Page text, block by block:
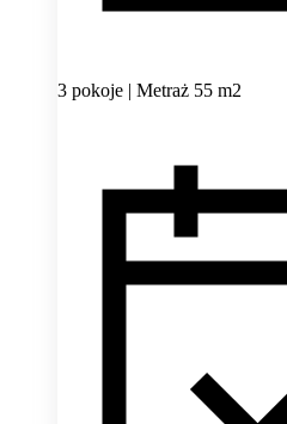
3 pokoje | Metraż 55 m2